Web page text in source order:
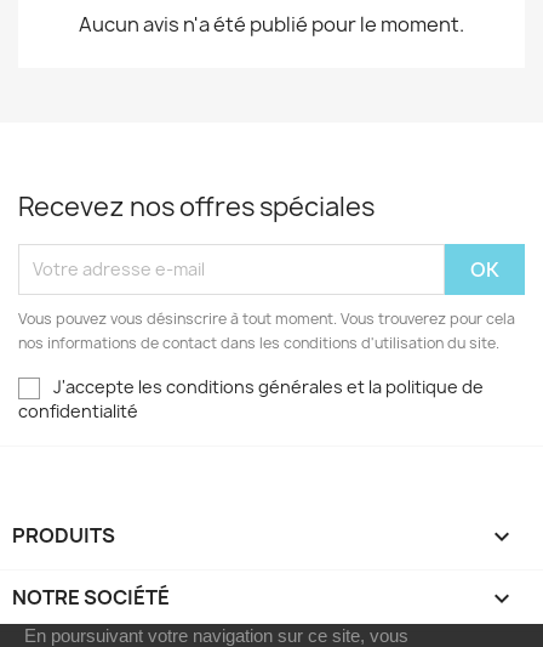
Aucun avis n'a été publié pour le moment.
Recevez nos offres spéciales
Vous pouvez vous désinscrire à tout moment. Vous trouverez pour cela
nos informations de contact dans les conditions d'utilisation du site.
J'accepte les conditions générales et la politique de
confidentialité
PRODUITS 
NOTRE SOCIÉTÉ 
En poursuivant votre navigation sur ce site, vous